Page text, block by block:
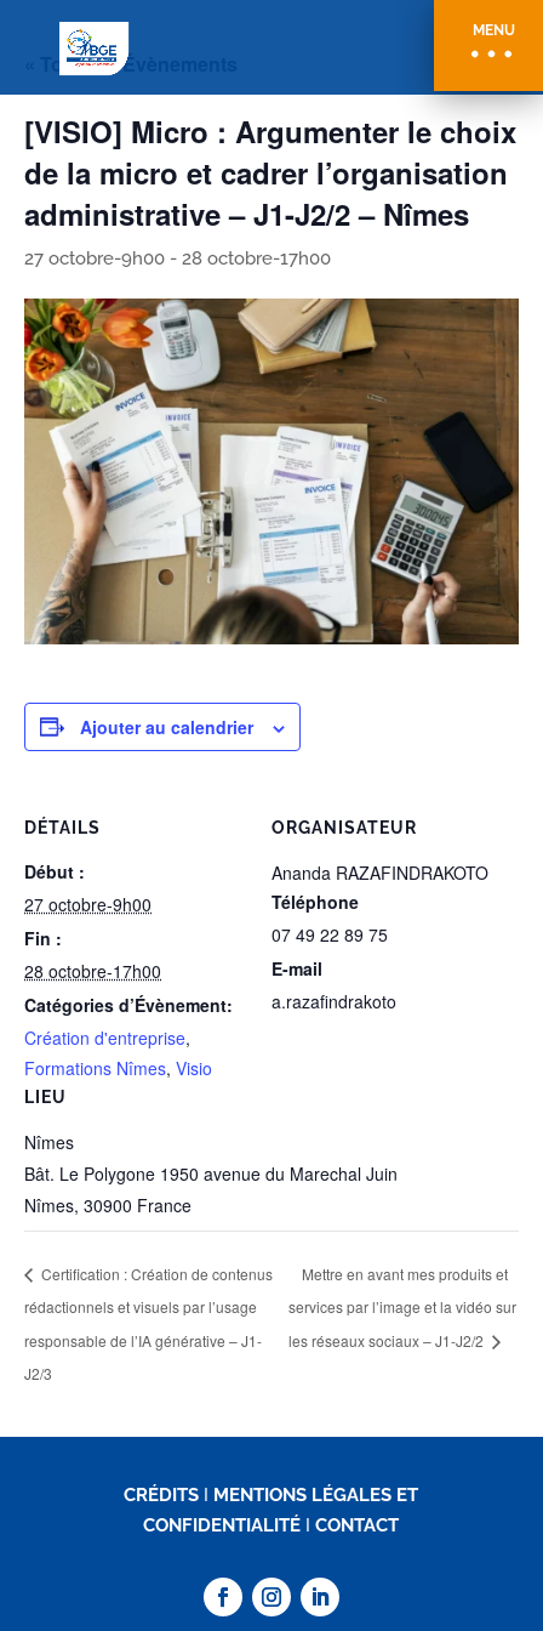
MENU
« Tous les Évènements
[VISIO] Micro : Argumenter le choix
de la micro et cadrer l’organisation
administrative – J1-J2/2 – Nîmes
27 octobre-9h00 - 28 octobre-17h00
Ajouter au calendrier
DÉTAILS
Début :
27 octobre-9h00
Fin :
28 octobre-17h00
Catégories d’Évènement:
Création d'entreprise,
Formations Nîmes, Visio
LIEU
Nîmes
Bât. Le Polygone 1950 avenue du Marechal Juin
Nîmes, 30900 France
ORGANISATEUR
Ananda RAZAFINDRAKOTO
Téléphone
07 49 22 89 75
E-mail
a.razafindrakoto
Certification : Création de contenus
rédactionnels et visuels par l’usage
responsable de l’IA générative – J1-
J2/3
Mettre en avant mes produits et
services par l’image et la vidéo sur
les réseaux sociaux – J1-J2/2
CRÉDITS I MENTIONS LÉGALES ET
CONFIDENTIALITÉ ICONTACT